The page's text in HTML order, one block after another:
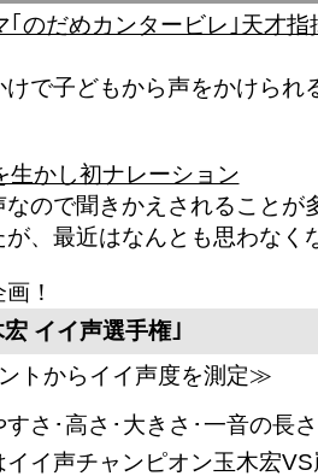
のだめカンタービレ｣天才指
けで子どもから声をかけられ
かし初ナレーション
ので聞きかえされることが
が、最近はなんとも思わなく
！
イイ声選手権｣
トからイイ声度を測定≫
さ･高さ･大きさ･一音の長
イイ声チャンピオン玉木宏